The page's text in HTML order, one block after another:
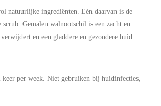
natuurlijke ingrediënten. Eén daarvan is de
Gemalen walnootschil is een zacht en
en een gladdere en gezondere huid
keer per week. Niet gebruiken bij huidinfecties,